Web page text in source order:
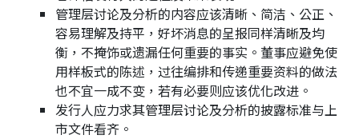
管理层讨论及分析的内容应该清晰、简洁、公正、
容易理解及持平，好坏消息的呈报同样清晰及均
衡，不掩饰或遗漏任何重要的事实。董事应避免使
用样板式的陈述，过往编排和传递重要资料的做法
也不宜一成不变，若有必要则应该优化改进。
发行人应力求其管理层讨论及分析的披露标准与上
市文件看齐。